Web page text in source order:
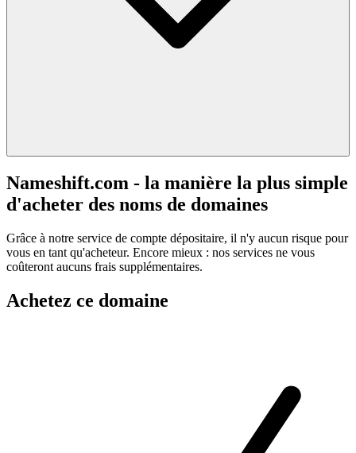
Nameshift.com - la manière la plus simple
d'acheter des noms de domaines
Grâce à notre service de compte dépositaire, il n'y aucun risque pour
vous en tant qu'acheteur. Encore mieux : nos services ne vous
coûteront aucuns frais supplémentaires.
Achetez ce domaine